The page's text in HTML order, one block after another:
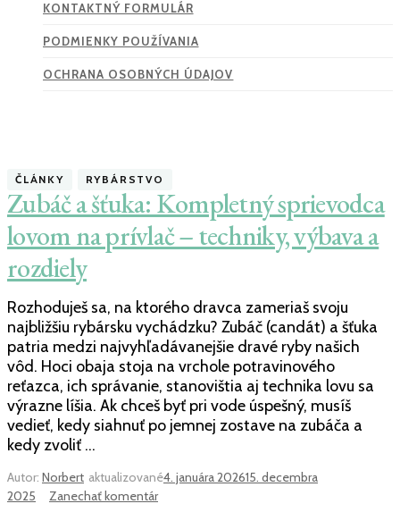
KONTAKTNÝ FORMULÁR
PODMIENKY POUŽÍVANIA
OCHRANA OSOBNÝCH ÚDAJOV
ČLÁNKY RYBÁRSTVO
Zubáč a šťuka: Kompletný sprievodca
lovom na prívlač – techniky, výbava a
rozdiely
Rozhoduješ sa, na ktorého dravca zameriaš svoju
najbližšiu rybársku vychádzku? Zubáč (candát) a šťuka
patria medzi najvyhľadávanejšie dravé ryby našich
vôd. Hoci obaja stoja na vrchole potravinového
reťazca, ich správanie, stanovištia aj technika lovu sa
výrazne líšia. Ak chceš byť pri vode úspešný, musíš
vedieť, kedy siahnuť po jemnej zostave na zubáča a
kedy zvoliť …
Autor: Norbert aktualizované4. januára 202615. decembra
2025
Zanechať komentárk